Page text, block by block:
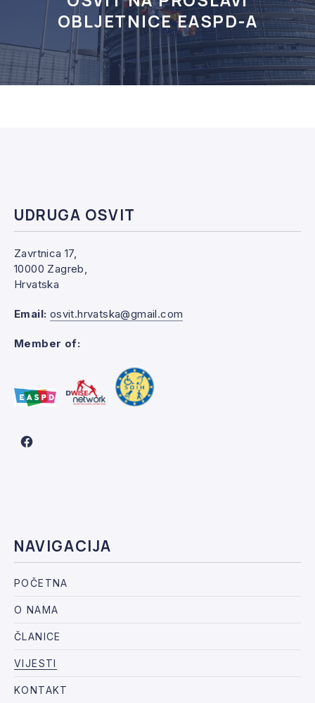
OBLJETNICE EASPD-A
UDRUGA OSVIT
Zavrtnica 17,
10000 Zagreb,
Hrvatska
Email: osvit.hrvatska@gmail.com
Member of:
New Window
NAVIGACIJA
POČETNA
O NAMA
ČLANICE
VIJESTI
KONTAKT